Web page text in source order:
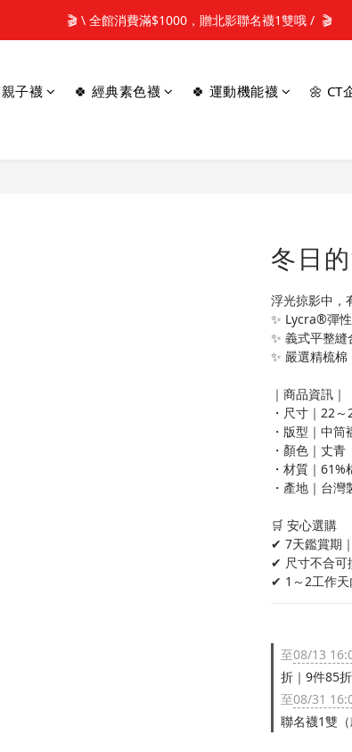
📢新加入會員 可享50元購物金元購物金(立即使用)✨
🎬 \ 全館消費滿$1000，贈北影聯名襪1雙哦 /  🎬
子襪 🍀 經典素色襪 🍀 運動機能襪 🌼 CT
冬日
浮光掠影中，
✨ Lycra®彈
✨ 義式平整
✨ 嚴選精梳
｜商品資訊｜
・尺寸｜22
・版型｜中筒
・顏色｜丈青
・材質｜
・產地｜台灣
🛒 安心選購
✔ 7天鑑賞期
✔ 尺寸不合可
✔ 1～2工作天
至08/13
折｜9件85
至08/31
聯名襪1雙（